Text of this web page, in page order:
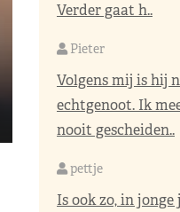
Verder gaat h..
Pieter
Volgens mij is hij
echtgenoot. Ik
nooit gescheiden..
pettje
Is ook zo, in